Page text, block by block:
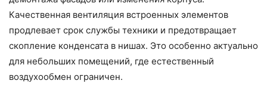
Качественная вентиляция встроенных элементов
продлевает срок службы техники и предотвращает
скопление конденсата в нишах. Это особенно актуально
для небольших помещений, где естественный
воздухообмен ограничен.